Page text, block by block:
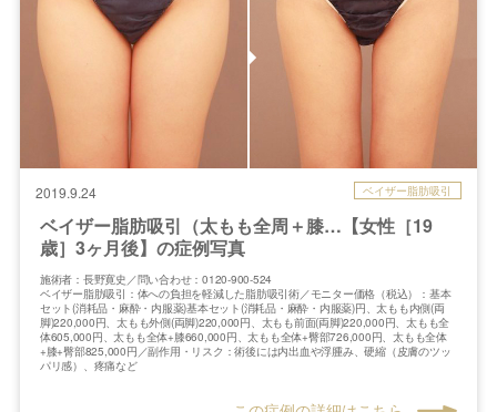
2019.9.24 ベイザー脂肪吸引
ベイザー脂肪吸引（太もも全周＋膝…【女性［19
歳］3ヶ月後】の症例写真
施術者：長野寛史／問い合わせ：0120-900-524
ベイザー脂肪吸引：体への負担を軽減した脂肪吸引術／モニター価格（税込）：基本
セット(消耗品・麻酔・内服薬)基本セット(消耗品・麻酔・内服薬)円、太もも内側(両
脚)220,000円、太もも外側(両脚)220,000円、太もも前面(両脚)220,000円、太もも全
体605,000円、太もも全体+膝660,000円、太もも全体+臀部726,000円、太もも全体
+膝+臀部825,000円／副作用・リスク：術後には内出血や浮腫み、硬縮（皮膚のツッ
パリ感）、疼痛など